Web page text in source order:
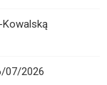
07/2026